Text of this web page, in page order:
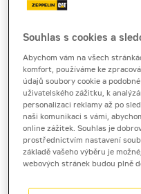
4 650 Kč bez DPH
40 000 Kč
Teleskopický
Souhlas s cookies a
Abychom vám na všech
komfort, používáme ke
údajů soubory cookie a
uživatelského zážitku, k
personalizaci reklamy až po
naši komunikaci s vámi,
online zážitek. Souhlas je
prostřednictvím nastavení
základě vašeho výběru je
webových stránek budou plně